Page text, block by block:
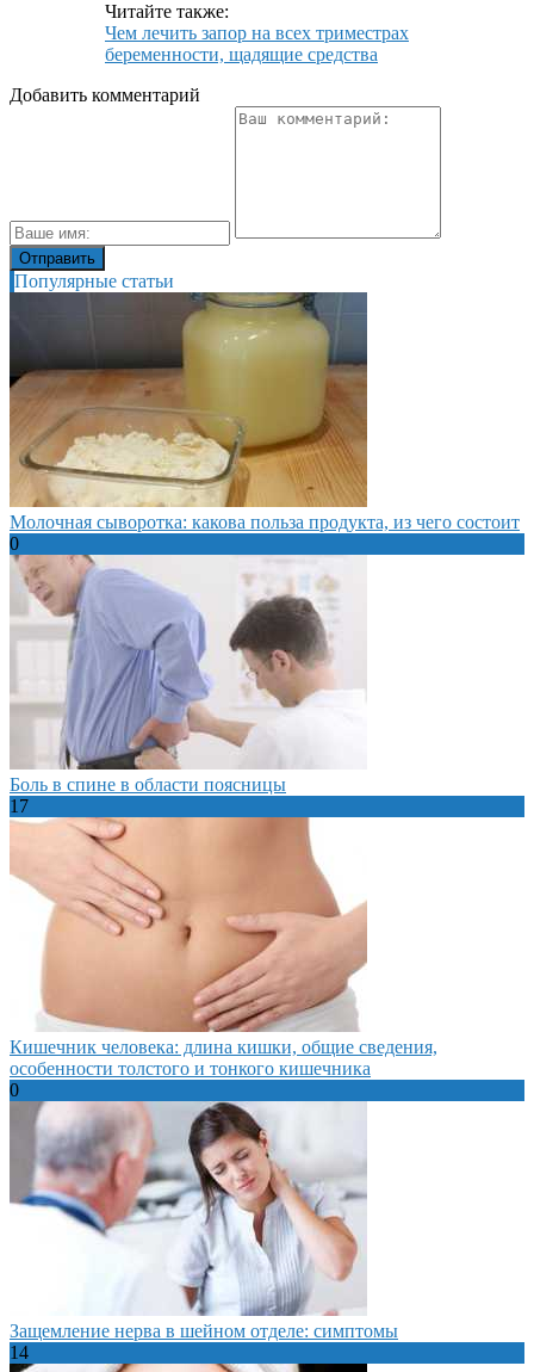
Читайте также:
Чем лечить запор на всех триместрах
беременности, щадящие средства
Добавить комментарий
Популярные статьи
Молочная сыворотка: какова польза продукта, из чего состоит
0
Боль в спине в области поясницы
17
Кишечник человека: длина кишки, общие сведения,
особенности толстого и тонкого кишечника
0
Защемление нерва в шейном отделе: симптомы
14